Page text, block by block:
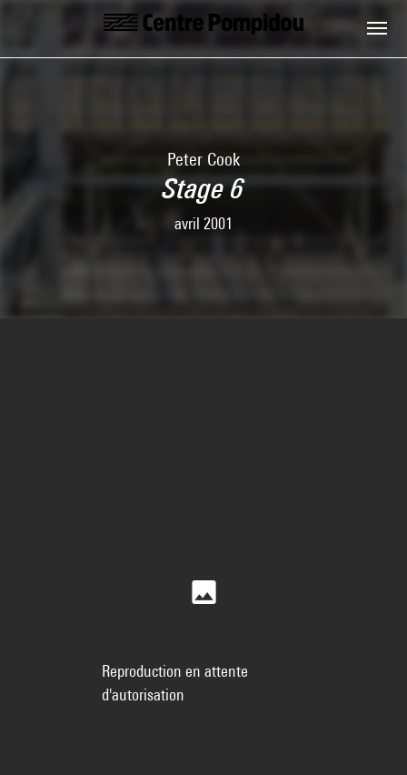
Skip to main content
Centre Pompidou
Peter Cook
Stage 6
avril 2001
Reproduction en attente
d'autorisation